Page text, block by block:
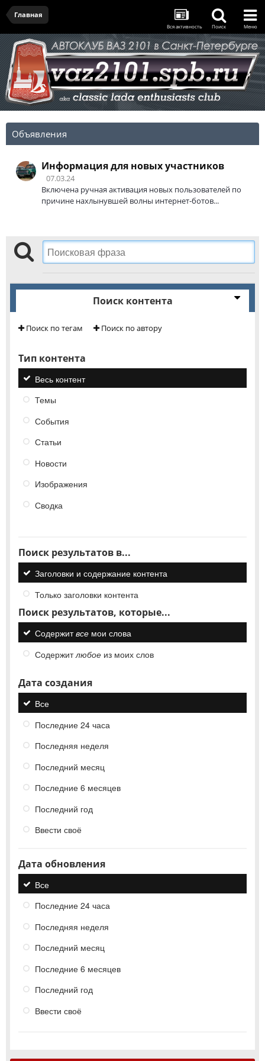
Главная
Вся активность Поиск Меню
Объявления
Информация для новых участников
07.03.24
Включена ручная активация новых пользователей по
причине нахлынувшей волны интернет-ботов...
Поиск контента
Поиск по тегам Поиск по автору
Тип контента
Весь контент
Темы
События
Статьи
Новости
Изображения
Сводка
Поиск результатов в...
Заголовки и содержание контента
Только заголовки контента
Поиск результатов, которые...
Содержитвсе мои слова
Содержитлюбое из моих слов
Дата создания
Все
Последние 24 часа
Последняя неделя
Последний месяц
Последние 6 месяцев
Последний год
Ввести своё
Дата обновления
Все
Последние 24 часа
Последняя неделя
Последний месяц
Последние 6 месяцев
Последний год
Ввести своё